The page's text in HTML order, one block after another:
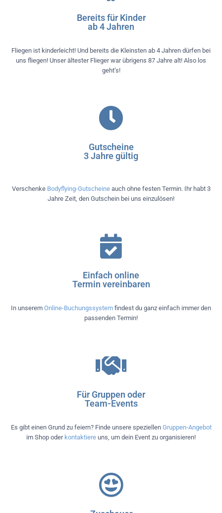
Bereits für Kinder
ab 4 Jahren
Fliegen ist kinderleicht! Und bereits die Kleinsten ab 4 Jahren dürfen bei
uns fliegen! Unser ältester Flieger war übrigens 87 Jahre alt! Also los
geht’s!
Gutscheine
3 Jahre gültig
Verschenke Bodyflying-Gutscheineauch ohne festen Termin. Ihr habt 3
Jahre Zeit, den Gutschein bei uns einzulösen!
Einfach online
Termin vereinbaren
In unserem Online-Buchungssystem findest du ganz einfach immer den
passenden Termin!
Für Gruppen oder
Team-Events
Es gibt einen Grund zu feiern? Finde unsere speziellen Gruppen-Angebot
im Shop oder kontaktiere uns, um dein Event zu organisieren!